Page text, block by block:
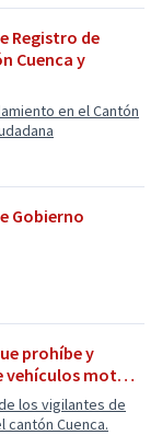
Registro de
Cuenca y
en el Cantón
Gobierno
prohíbe y
vehículos mot…
los vigilantes de
Cuenca.